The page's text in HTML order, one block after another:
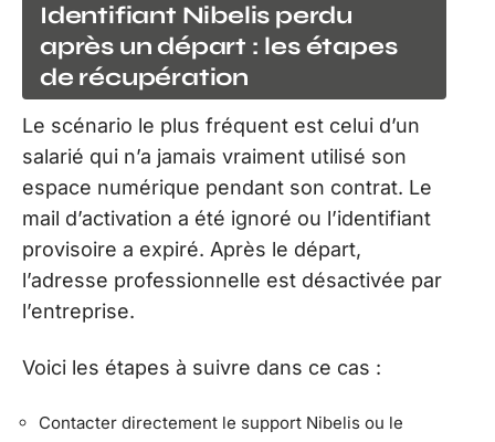
Identifiant Nibelis perdu
après un départ : les étapes
de récupération
Le scénario le plus fréquent est celui d’un
salarié qui n’a jamais vraiment utilisé son
espace numérique pendant son contrat. Le
mail d’activation a été ignoré ou l’identifiant
provisoire a expiré. Après le départ,
l’adresse professionnelle est désactivée par
l’entreprise.
Voici les étapes à suivre dans ce cas :
Contacter directement le support Nibelis ou le